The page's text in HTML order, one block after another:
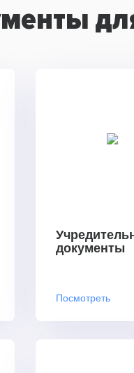
документы
Посмотреть